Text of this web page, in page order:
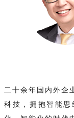
二十余年国内外企
科技，拥抱智能